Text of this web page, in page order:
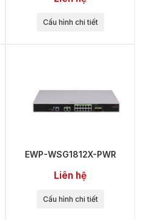
Cấu hình chi tiết
EWP-WSG1812X-PWR
Liên hệ
Cấu hình chi tiết